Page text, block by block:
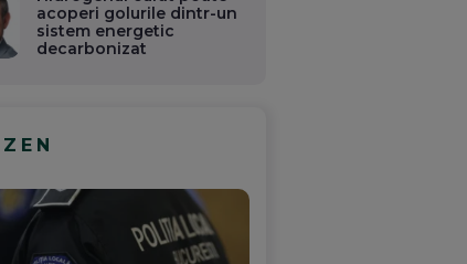
acoperi golurile dintr-un
sistem energetic
decarbonizat